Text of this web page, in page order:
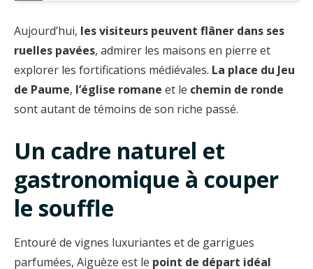
Aujourd’hui, les visiteurs peuvent flâner dans ses
ruelles pavées, admirer les maisons en pierre et
explorer les fortifications médiévales. La place du Jeu
de Paume, l’église romane et le chemin de ronde
sont autant de témoins de son riche passé.
Un cadre naturel et
gastronomique à couper
le souffle
Entouré de vignes luxuriantes et de garrigues
parfumées, Aiguèze est le point de départ idéal